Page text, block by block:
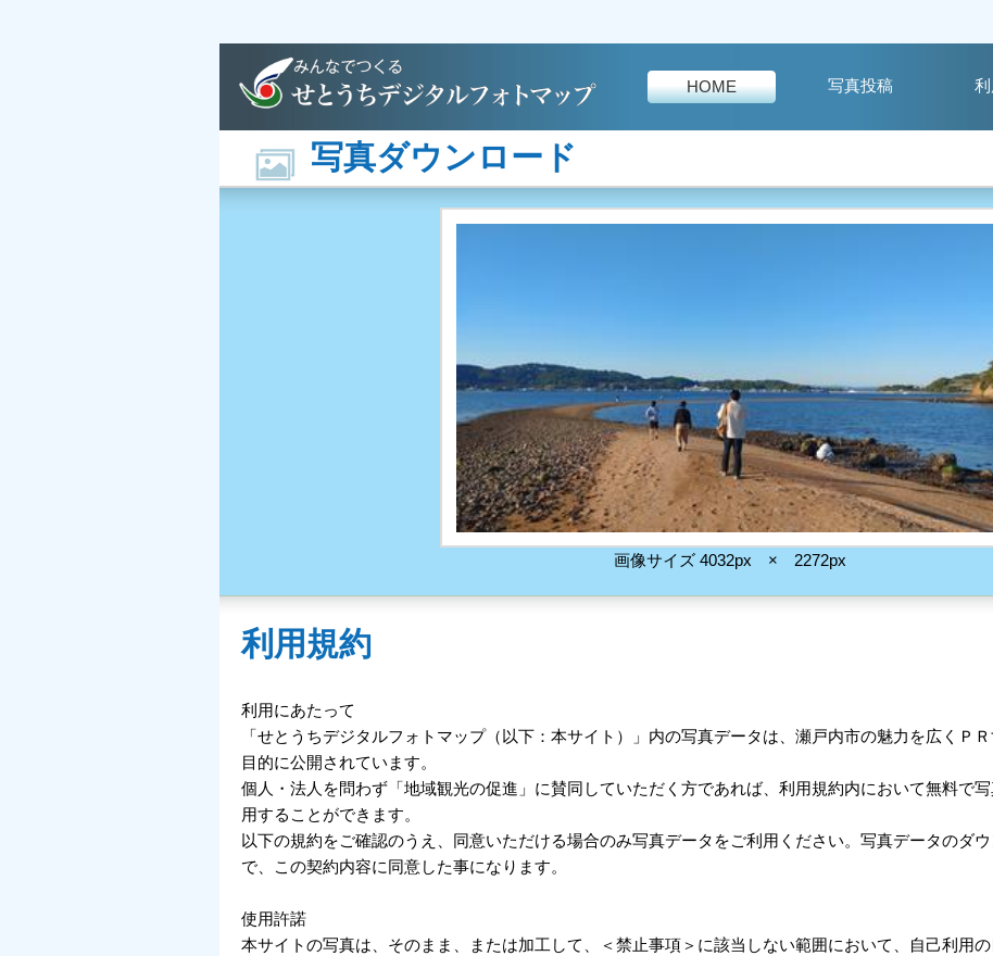
HOME 写真投稿
写真ダウンロード
画像サイズ 4032px × 2272px
利用規約
利用にあたって
「せとうちデジタルフォトマップ（以下：本サイト）」内の写真データは、瀬戸内市の魅力を広くＰ
目的に公開されています。
個人・法人を問わず「地域観光の促進」に賛同していただく方であれば、利用規約内において無料で
用することができます。
以下の規約をご確認のうえ、同意いただける場合のみ写真データをご利用ください。写真データのダ
で、この契約内容に同意した事になります。
使用許諾
本サイトの写真は、そのまま、または加工して、＜禁止事項＞に該当しない範囲において、自己利用